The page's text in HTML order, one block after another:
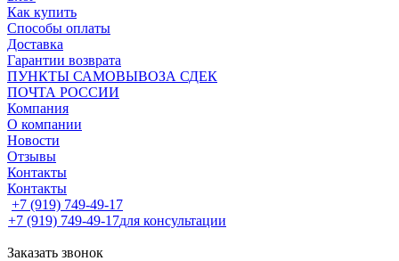
Как купить
Способы оплаты
Доставка
Гарантии возврата
ПУНКТЫ САМОВЫВОЗА СДЕК
ПОЧТА РОССИИ
Компания
О компании
Новости
Отзывы
Контакты
Контакты
+7 (919) 749-49-17
+7 (919) 749-49-17для консультации
Заказать звонок